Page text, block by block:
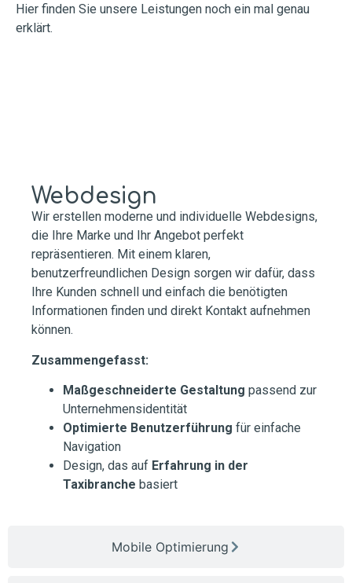
Hier finden Sie unsere Leistungen noch ein mal genau
erklärt.
Mobile Optimierung
Webdesign
Wir erstellen moderne und individuelle Webdesigns,
die Ihre Marke und Ihr Angebot perfekt
repräsentieren. Mit einem klaren,
benutzerfreundlichen Design sorgen wir dafür, dass
Ihre Kunden schnell und einfach die benötigten
Informationen finden und direkt Kontakt aufnehmen
können.
Zusammengefasst:
Maßgeschneiderte Gestaltung passend zur
Unternehmensidentität
Optimierte Benutzerführung für einfache
Navigation
Design, das auf Erfahrung in der
Taxibranche basiert